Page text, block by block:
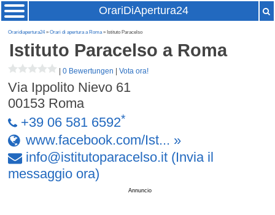
OrariDiApertura24
Oraridiapertura24»Orari di apertura a Roma» Istituto Paracelso
Istituto Paracelso a Roma
|0 Bewertungen |Vota ora!
Via Ippolito Nievo 61
00153 Roma
+39 06 581 6592*
www.facebook.com/Ist... »
info@istitutoparacelso.it (Invia il
messaggio ora)
Annuncio